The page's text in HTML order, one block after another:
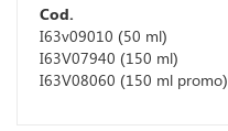
Cod.
I63v09010 (50 ml)
I63V07940 (150 ml)
I63V08060 (150 ml promo)